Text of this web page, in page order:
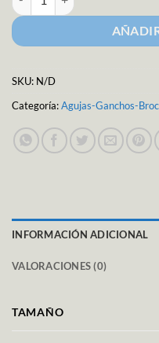
SKU: N/D
Categoría:Agujas-Ganchos-
INFORMACIÓN ADICIONAL
VALORACIONES (0)
TAMAÑO